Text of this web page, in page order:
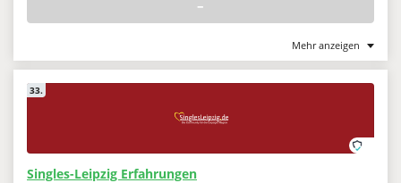
–
Mehr anzeigen
33.
Singles-Leipzig Erfahrungen